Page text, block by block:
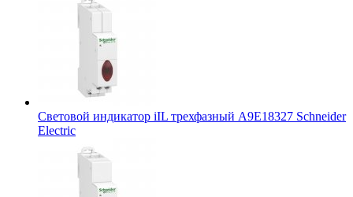
Световой индикатор iIL трехфазный A9E18327 Schneider
Electric